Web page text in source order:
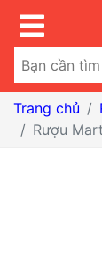
Trang chủ
Rượu